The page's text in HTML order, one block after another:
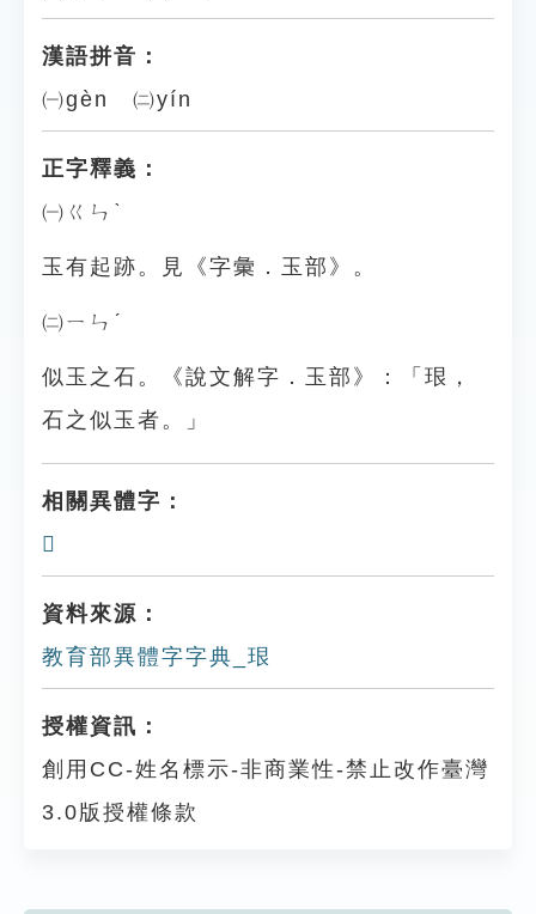
漢語拼音：
㈠gèn ㈡yín
正字釋義：
㈠ㄍㄣˋ
玉有起跡。見《字彙．玉部》。
㈡ㄧㄣˊ
似玉之石。《說文解字．玉部》：「珢，
石之似玉者。」
相關異體字：
𤥛
資料來源：
教育部異體字字典_珢
授權資訊：
創用CC-姓名標示-非商業性-禁止改作臺灣
3.0版授權條款